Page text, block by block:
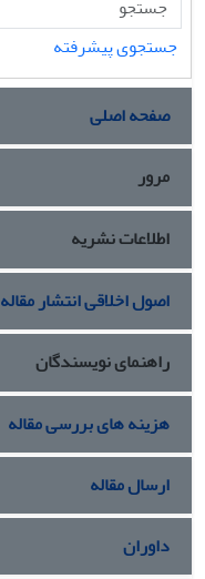
جستجوی پیشرفته
صفحه اصلی
مرور
اطلاعات نشریه
اصول اخلاقی انتشار مقاله
راهنمای نویسندگان
هزینه های بررسی مقاله
ارسال مقاله
داوران